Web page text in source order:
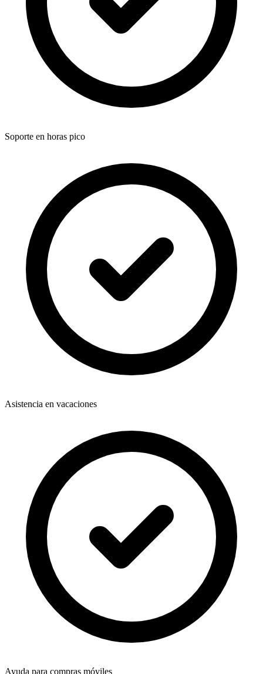
Soporte en horas pico
Asistencia en vacaciones
Ayuda para compras móviles